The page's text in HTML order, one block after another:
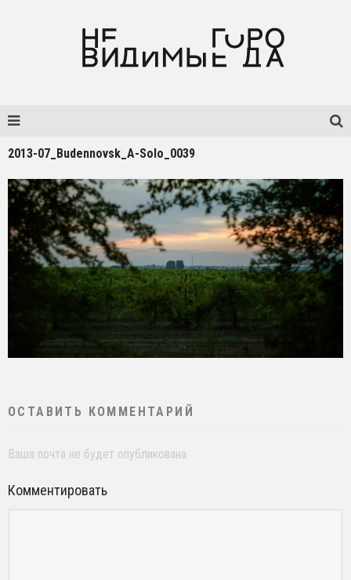
2013-07_Budennovsk_A-Solo_0039
ОСТАВИТЬ КОММЕНТАРИЙ
Ваша почта не будет опубликована
Комментировать